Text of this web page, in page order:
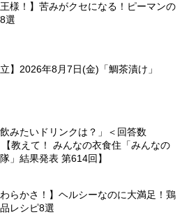
王様！】苦みがクセになる！ピーマンの
選
立】2026年8月7日(金)「鯛茶漬け」
飲みたいドリンクは？」＜回答数
教えて！ みんなの衣食住「みんなの
」結果発表 第614回】
わらかさ！】ヘルシーなのに大満足！鶏
レシピ8選